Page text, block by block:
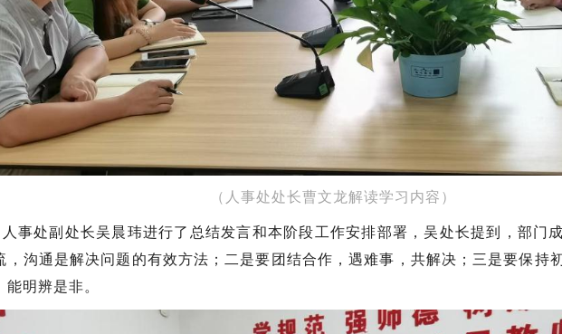
（人事处处长曹文龙解读学习内容）
事处副处长吴晨玮进行了总结发言和本阶段工作安排部署，吴处长提到，部门
，沟通是解决问题的有效方法；二是要团结合作，遇难事，共解决；三是要保持
明辨是非。